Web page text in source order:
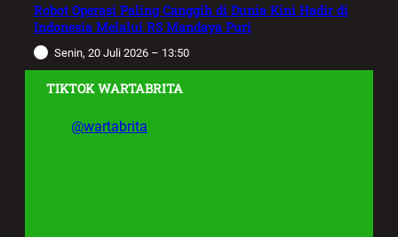
Robot Operasi Paling Canggih di Dunia Kini Hadir di
Indonesia Melalui RS Mandaya Puri
Senin, 20 Juli 2026 – 13:50
TIKTOK WARTABRITA
@wartabrita